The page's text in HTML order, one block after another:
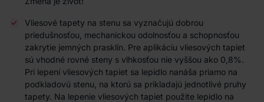
Vliesové tapety na stenu sa vyznačujú dobrou
priedušnosťou, mechanickou odolnosťou a schopnosťou
zakrytie jemných prasklín. Pre aplikáciu vliesových tapiet
sú vhodné rovné steny s vlhkosťou nie vyššou ako 0,8%.
Pri lepení vliesových tapiet sa lepidlo nanáša priamo na
podkladovú stenu, na ktorú sa prikladajú jednotlivé pruhy
tapety. Na lepenie vliesových tapiet použite lepidlo na